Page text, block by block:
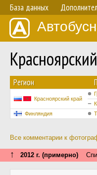
База данных
Регион
Красноярский край
Финляндия
Все комментарии к
↑ 2012 г. (примерно)